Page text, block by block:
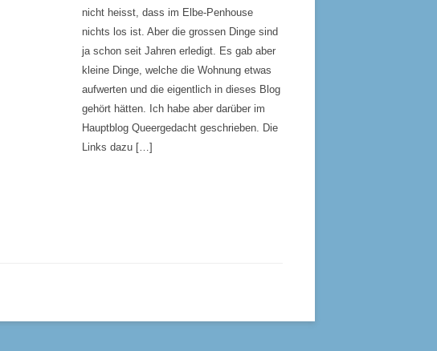
nicht heisst, dass im Elbe-Penhouse
nichts los ist. Aber die grossen Dinge sind
ja schon seit Jahren erledigt. Es gab aber
kleine Dinge, welche die Wohnung etwas
aufwerten und die eigentlich in dieses Blog
gehört hätten. Ich habe aber darüber im
Hauptblog Queergedacht geschrieben. Die
Links dazu […]